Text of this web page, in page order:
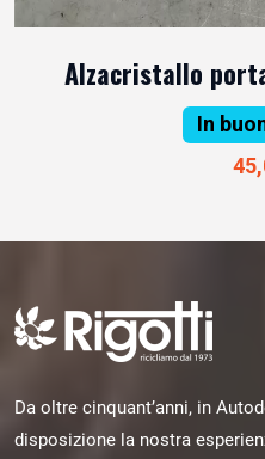
Alzacristallo
In
Da oltre cinquant’anni, in
disposizione la nostra